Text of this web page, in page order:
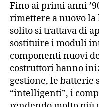
Fino ai primi anni
rimettere a nuovo
solito si trattava di
sostituire i moduli
componenti nuovi
costruttori hanno
gestione, le batterie
“intelligenti”, i